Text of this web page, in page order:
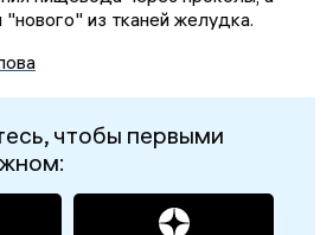
из тканей желудка.
чтобы первыми